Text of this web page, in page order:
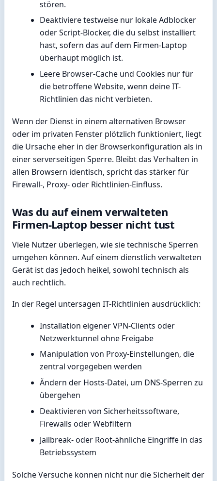
stören.
Deaktiviere testweise nur lokale Adblocker
oder Script-Blocker, die du selbst installiert
hast, sofern das auf dem Firmen-Laptop
überhaupt möglich ist.
Leere Browser-Cache und Cookies nur für
die betroffene Website, wenn deine IT-
Richtlinien das nicht verbieten.
Wenn der Dienst in einem alternativen Browser
oder im privaten Fenster plötzlich funktioniert, liegt
die Ursache eher in der Browserkonfiguration als in
einer serverseitigen Sperre. Bleibt das Verhalten in
allen Browsern identisch, spricht das stärker für
Firewall-, Proxy- oder Richtlinien-Einfluss.
Was du auf einem verwalteten
Firmen-Laptop besser nicht tust
Viele Nutzer überlegen, wie sie technische Sperren
umgehen können. Auf einem dienstlich verwalteten
Gerät ist das jedoch heikel, sowohl technisch als
auch rechtlich.
In der Regel untersagen IT-Richtlinien ausdrücklich:
Installation eigener VPN-Clients oder
Netzwerktunnel ohne Freigabe
Manipulation von Proxy-Einstellungen, die
zentral vorgegeben werden
Ändern der Hosts-Datei, um DNS-Sperren zu
übergehen
Deaktivieren von Sicherheitssoftware,
Firewalls oder Webfiltern
Jailbreak- oder Root-ähnliche Eingriffe in das
Betriebssystem
Solche Versuche können nicht nur die Sicherheit der